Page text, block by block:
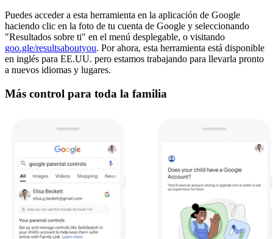
Puedes acceder a esta herramienta en la aplicación de Google
haciendo clic en la foto de tu cuenta de Google y seleccionando
"Resultados sobre ti" en el menú desplegable, o visitando
goo.gle/resultsaboutyou. Por ahora, esta herramienta está disponible
en inglés para EE.UU. pero estamos trabajando para llevarla pronto
a nuevos idiomas y lugares.
Más control para toda la familia